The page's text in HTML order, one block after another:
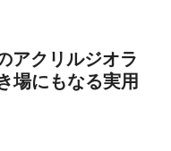
クリルジオラ
場にもなる実用